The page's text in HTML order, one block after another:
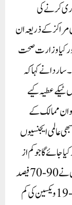
کرنے کی
مراکز کے ذریعہ ان
اور کیا وزارت صحت
نے کہا کہ
ٹیکے عطیہ کیے
ان ممالک کے
عالمی ایجنسیوں
جائے گا جو کم از
کم 60-50 فیصد کے اثرات دکھاتی ہیں۔ بیشتر ٹیکوں نے 90-70 فیصد
کا اثر دکھایا ہے۔ 100 کروڑ سے زیادہ لوگوں کو کووڈ-19 ویکسین کی کم